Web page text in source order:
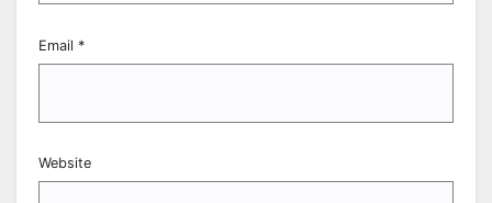
Email *
Website